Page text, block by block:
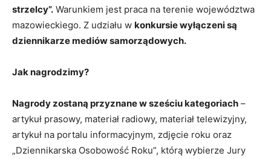
strzelcy”. Warunkiem jest praca na terenie województwa
mazowieckiego. Z udziału w konkursie wyłączeni są
dziennikarze mediów samorządowych.
Jak nagrodzimy?
Nagrody zostaną przyznane w sześciu kategoriach –
artykuł prasowy, materiał radiowy, materiał telewizyjny,
artykuł na portalu informacyjnym, zdjęcie roku oraz
„Dziennikarska Osobowość Roku”, którą wybierze Jury